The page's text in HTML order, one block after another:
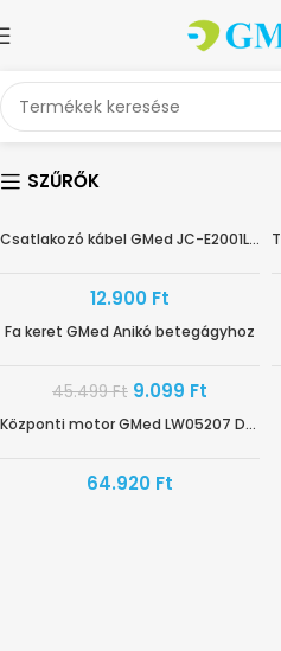
SZŰRŐK
Csatlakozó kábel GMed JC-E2001LN Kála betegágyhoz
12.900 Ft
Fa keret GMed Anikó betegágyhoz
45.499Ft 9.099 Ft
Központi motor GMed LW05207 Dalma betegágyhoz
64.920 Ft